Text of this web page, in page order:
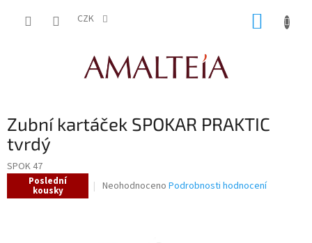
CZK
Zubní kartáček SPOKAR PRAKTIC
tvrdý
SPOK 47
Poslední
kousky
Průměrné
Neohodnoceno Podrobnosti hodnocení